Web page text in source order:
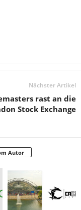
Nächster Artikel
rast an die
Stock Exchange
Autor